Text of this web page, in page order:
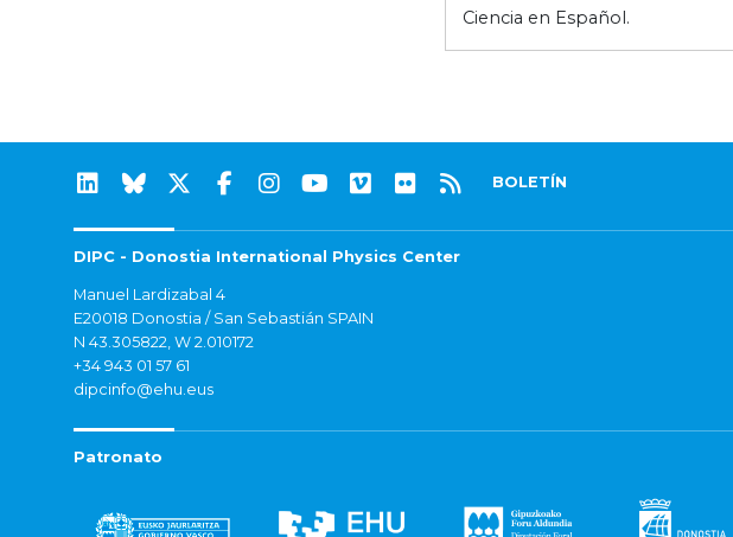
Ciencia en Español.
BOLETÍN
DIPC - Donostia International Physics Center
Manuel Lardizabal 4
E20018 Donostia / San Sebastián SPAIN
N 43.305822, W 2.010172
+34 943 01 57 61
dipcinfo@ehu.eus
Patronato